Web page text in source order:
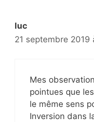
luc
21 septembre 2019
Mes
pointues que
le même sens
Inversion dans